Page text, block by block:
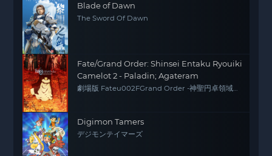
Blade of Dawn
The Sword Of Dawn
Fate/Grand Order: Shinsei Entaku Ryouiki
Camelot 2 - Paladin; Agateram
劇場版 Fateu002FGrand Order -神聖円卓領域
Digimon Tamers
デジモンテイマーズ